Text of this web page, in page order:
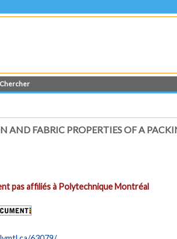
Chercher
AND FABRIC PROPERTIES OF A
pas affiliés à Polytechnique Montréal